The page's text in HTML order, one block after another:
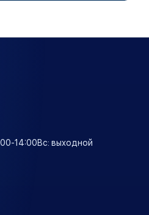
14:00Вс: выходной